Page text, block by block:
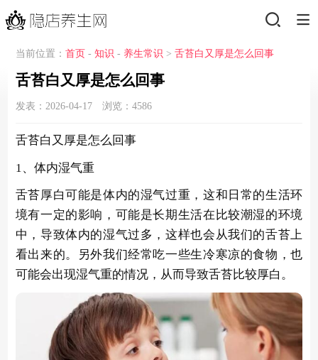
当前位置： 首页- 知识 - 养生常识 > 舌苔白又厚是怎么回事
舌苔白又厚是怎么回事
发表：2026-04-17 浏览： 4586
舌苔白又厚是怎么回事
1、体内湿气重
舌苔厚白可能是体内的湿气过重，这和日常的生活环
境有一定的影响，可能是长期生活在比较潮湿的环境
中，导致体内的湿气过多，这样也会从我们的舌苔上
看出来的。另外我们经常吃一些生冷寒凉的食物，也
可能会出现湿气重的情况，从而导致舌苔比较厚白。